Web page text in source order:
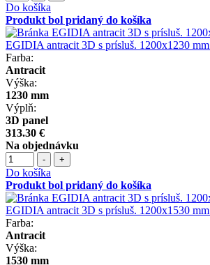
Do košíka
Produkt bol pridaný do košíka
EGIDIA antracit 3D s prísluš. 1200x1230 mm
Farba:
Antracit
Výška:
1230 mm
Výplň:
3D panel
313.30 €
Na objednávku
- +
Do košíka
Produkt bol pridaný do košíka
EGIDIA antracit 3D s prísluš. 1200x1530 mm
Farba:
Antracit
Výška:
1530 mm